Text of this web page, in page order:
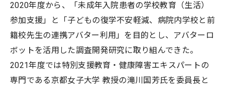
2020年度から、「未成年入院患者の学校教育（生活）
参加支援」と「子どもの復学不安軽減、病院内学校と前
籍校先生の連携アバター利用」を目的とし、アバターロ
ボットを活用した調査開発研究に取り組んできた。
2021年度では特別支援教育・健康障害エキスパートの
専門である京都女子大学 教授の滝川国芳氏を委員長と